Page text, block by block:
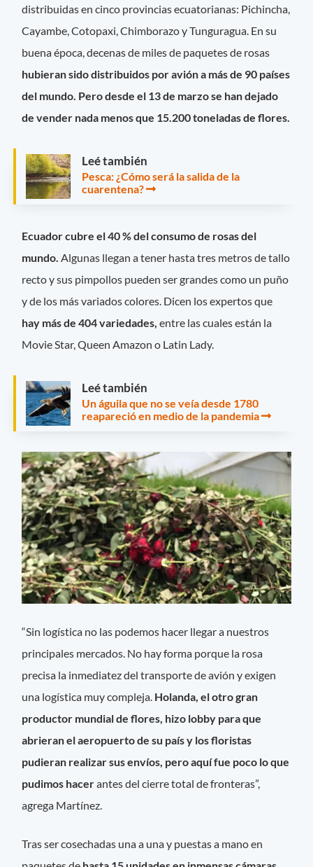
distribuidas en cinco provincias ecuatorianas: Pichincha,
Cayambe, Cotopaxi, Chimborazo y Tunguragua. En su
buena época, decenas de miles de paquetes de rosas
hubieran sido distribuidos por avión a más de 90 países
del mundo. Pero desde el 13 de marzo se han dejado
de vender nada menos que 15.200 toneladas de flores.
Leé también
Pesca: ¿Cómo será la salida de la
cuarentena?
Ecuador cubre el 40 % del consumo de rosas del
mundo.Algunas llegan a tener hasta tres metros de tallo
recto y sus pimpollos pueden ser grandes como un puño
y de los más variados colores. Dicen los expertos que
hay más de 404 variedades,entre las cuales están la
Movie Star, Queen Amazon o Latin Lady.
Leé también
Un águila que no se veía desde 1780
reapareció en medio de la pandemia
“Sin logística no las podemos hacer llegar a nuestros
principales mercados. No hay forma porque la rosa
precisa la inmediatez del transporte de avión y exigen
una logística muy compleja. Holanda, el otro gran
productor mundial de flores, hizo lobby para que
abrieran el aeropuerto de su país y los floristas
pudieran realizar sus envíos, pero aquí fue poco lo que
pudimos hacerantes del cierre total de fronteras”,
agrega Martínez.
Tras ser cosechadas una a una y puestas a mano en